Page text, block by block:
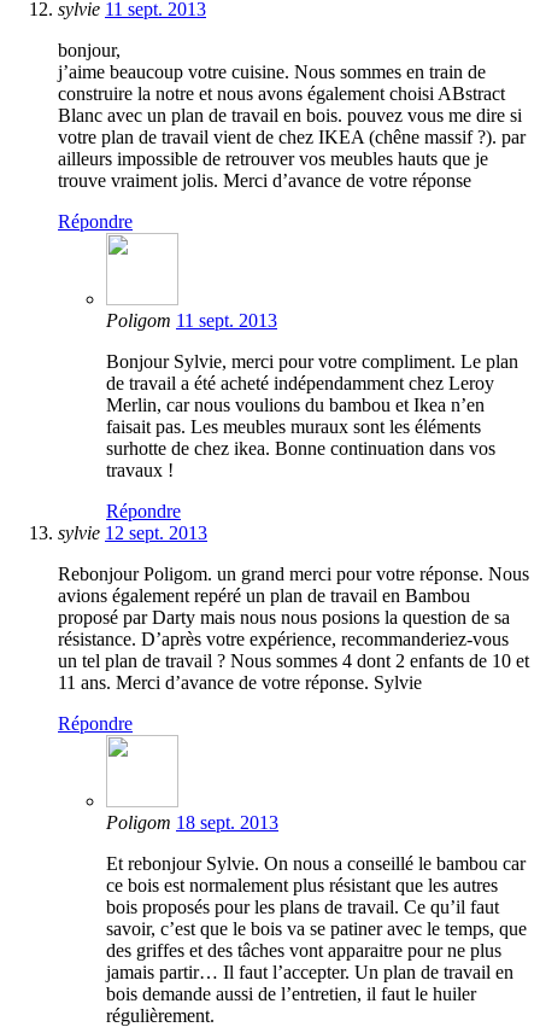
sylvie 11 sept. 2013
bonjour,
j’aime beaucoup votre cuisine. Nous sommes en train de
construire la notre et nous avons également choisi ABstract
Blanc avec un plan de travail en bois. pouvez vous me dire si
votre plan de travail vient de chez IKEA (chêne massif ?). par
ailleurs impossible de retrouver vos meubles hauts que je
trouve vraiment jolis. Merci d’avance de votre réponse
Répondre
Poligom 11 sept. 2013
Bonjour Sylvie, merci pour votre compliment. Le plan
de travail a été acheté indépendamment chez Leroy
Merlin, car nous voulions du bambou et Ikea n’en
faisait pas. Les meubles muraux sont les éléments
surhotte de chez ikea. Bonne continuation dans vos
travaux !
Répondre
sylvie 12 sept. 2013
Rebonjour Poligom. un grand merci pour votre réponse. Nous
avions également repéré un plan de travail en Bambou
proposé par Darty mais nous nous posions la question de sa
résistance. D’après votre expérience, recommanderiez-vous
un tel plan de travail ? Nous sommes 4 dont 2 enfants de 10 et
11 ans. Merci d’avance de votre réponse. Sylvie
Répondre
Poligom 18 sept. 2013
Et rebonjour Sylvie. On nous a conseillé le bambou car
ce bois est normalement plus résistant que les autres
bois proposés pour les plans de travail. Ce qu’il faut
savoir, c’est que le bois va se patiner avec le temps, que
des griffes et des tâches vont apparaitre pour ne plus
jamais partir… Il faut l’accepter. Un plan de travail en
bois demande aussi de l’entretien, il faut le huiler
régulièrement.